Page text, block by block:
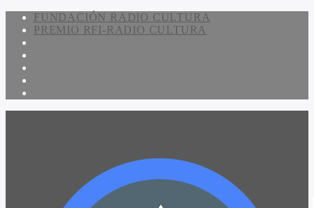
FUNDACIÓN RADIO CULTURA
PREMIO RFI-RADIO CULTURA